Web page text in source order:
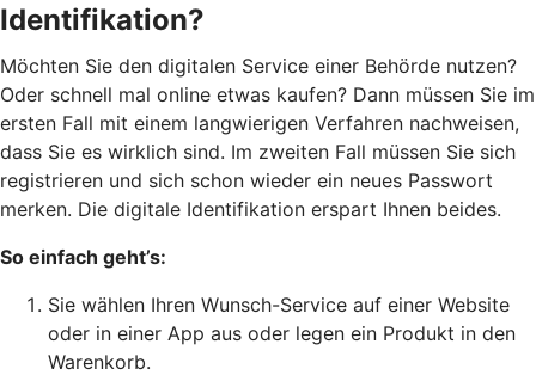
Identifikation?
Möchten Sie den digitalen Service einer Behörde nutzen?
Oder schnell mal online etwas kaufen? Dann müssen Sie im
ersten Fall mit einem langwierigen Verfahren nachweisen,
dass Sie es wirklich sind. Im zweiten Fall müssen Sie sich
registrieren und sich schon wieder ein neues Passwort
merken. Die digitale Identifikation erspart Ihnen beides.
So einfach geht’s:
Sie wählen Ihren Wunsch-Service auf einer Website
oder in einer App aus oder legen ein Produkt in den
Warenkorb.